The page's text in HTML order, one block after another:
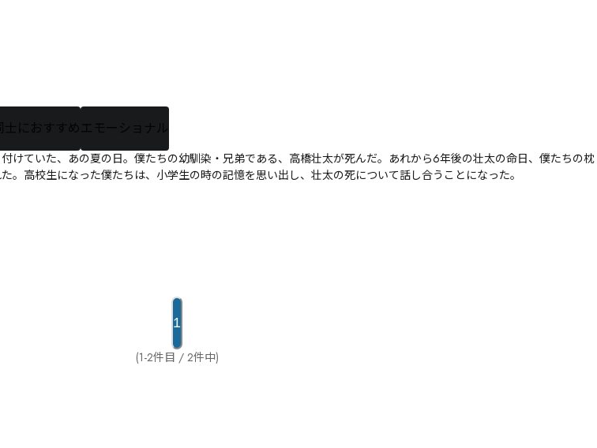
士におすすめエモーショナル
けていた、あの夏の日。僕たちの幼馴染・兄弟である、高橋壮太が死んだ。あれから6年後の壮太の命日、僕たちの枕
。高校生になった僕たちは、小学生の時の記憶を思い出し、壮太の死について話し合うことになった。
1
(1-2件目 / 2件中)